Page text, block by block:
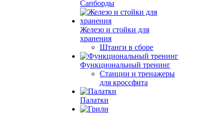
Сапборды
Железо и стойки для
хранения
Штанги в сборе
Функциональный тренинг
Станции и тренажеры
для кроссфита
Палатки